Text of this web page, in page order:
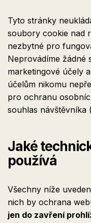
Tyto stránky
soubory cookie nad
nezbytné pro
Neprovádíme žádné
marketingové účely
účelům nikomu
pro ochranu
souhlas návštěvníka
Jaké
používá
Všechny níže
nich by ochrana
jen do zavření